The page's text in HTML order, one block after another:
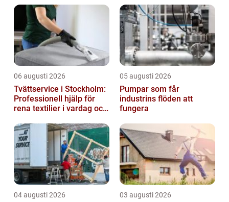
smyckeskrin ska man dock kanske titta
n&a...
06 augusti 2026
Tvättservice i Stockholm:
Professionell hjälp för
rena textilier i vardag och
05 augusti 2026
Pumpar som får
industrins flöden att
fungera
04 augusti 2026 03 augusti 2026